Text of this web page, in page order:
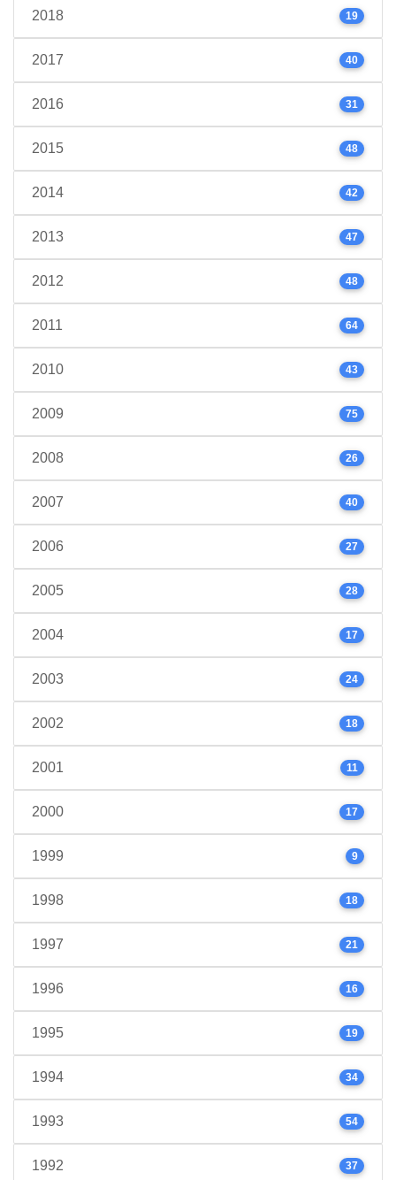
2018 19
2017 40
2016 31
2015 48
2014 42
2013 47
2012 48
2011 64
2010 43
2009 75
2008 26
2007 40
2006 27
2005 28
2004 17
2003 24
2002 18
2001 11
2000 17
1999 9
1998 18
1997 21
1996 16
1995 19
1994 34
1993 54
1992 37